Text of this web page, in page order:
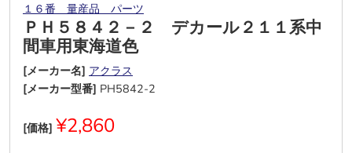
１６番 量産品 パーツ
ＰＨ５８４２－２ デカール２１１系中
間車用東海道色
[メーカー名] アクラス
[メーカー型番] PH5842-2
[価格] ¥2,860